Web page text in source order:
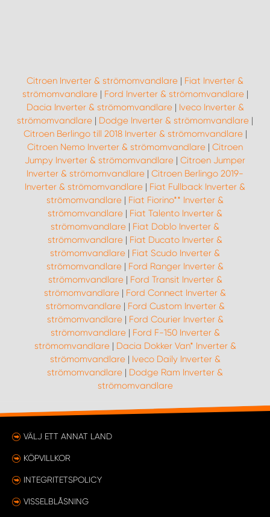
Citroen Inverter & strömomvandlare | Fiat Inverter &
strömomvandlare| Ford Inverter & strömomvandlare|
Dacia Inverter & strömomvandlare| Iveco Inverter &
strömomvandlare | Dodge Inverter & strömomvandlare |
Citroen Berlingo till 2018 Inverter & strömomvandlare|
Citroen Nemo Inverter & strömomvandlare | Citroen
Jumpy Inverter & strömomvandlare | Citroen Jumper
Inverter & strömomvandlare | Citroen Berlingo 2019-
Inverter & strömomvandlare | Fiat Fullback Inverter &
strömomvandlare | Fiat Fiorino** Inverter &
strömomvandlare | Fiat Talento Inverter &
strömomvandlare | Fiat Doblo Inverter &
strömomvandlare | Fiat Ducato Inverter &
strömomvandlare | Fiat Scudo Inverter &
strömomvandlare | Ford Ranger Inverter &
strömomvandlare| Ford Transit Inverter &
strömomvandlare | Ford Connect Inverter &
strömomvandlare| Ford Custom Inverter &
strömomvandlare| Ford Courier Inverter &
strömomvandlare| Ford F-150 Inverter &
strömomvandlare| Dacia Dokker Van* Inverter &
strömomvandlare| Iveco Daily Inverter &
strömomvandlare | Dodge Ram Inverter &
strömomvandlare
VÄLJ ETT ANNAT LAND
KÖPVILLKOR
INTEGRITETSPOLICY
VISSELBLÅSNING